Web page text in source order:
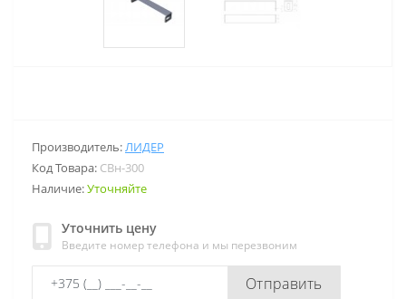
Производитель:ЛИДЕР
Код Товара: СВн-300
Наличие:Уточняйте
Уточнить цену
Введите номер телефона и мы перезвоним
Отправить